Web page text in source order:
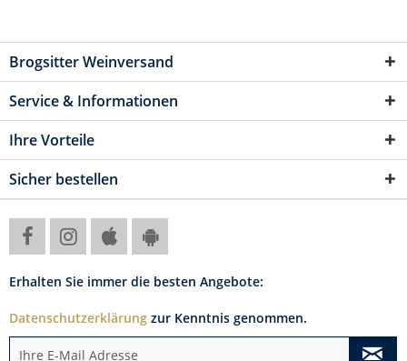
Brogsitter Weinversand
Service & Informationen
Ihre Vorteile
Sicher bestellen
Erhalten Sie immer die besten Angebote:
Datenschutzerklärung zur Kenntnis genommen.